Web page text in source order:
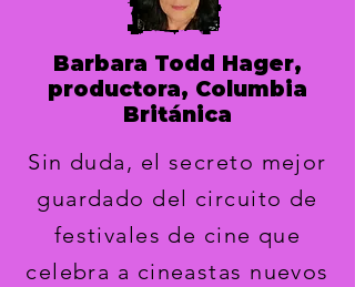
Barbara Todd Hager,
productora, Columbia
Británica
Sin duda, el secreto mejor
guardado del circuito de
festivales de cine que
celebra a cineastas nuevos